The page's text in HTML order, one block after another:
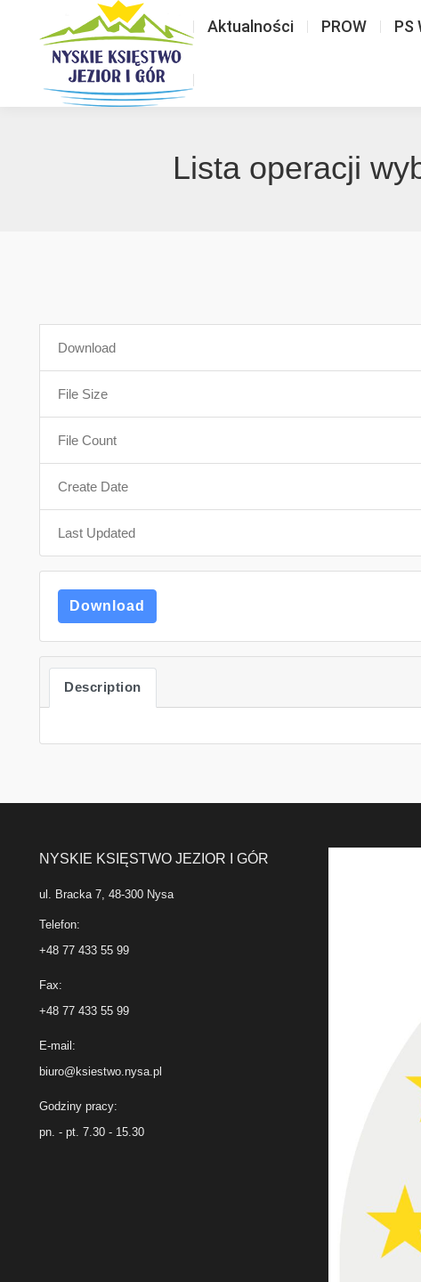
Aktualności PROW PS
Lista operacji
Download
File Size
File Count
Create Date
Last Updated
Download
Description
NYSKIE KSIĘSTWO JEZIOR I GÓR
ul. Bracka 7, 48-300 Nysa
Telefon:
+48 77 433 55 99
Fax:
+48 77 433 55 99
E-mail:
biuro@ksiestwo.nysa.pl
Godziny pracy:
pn. - pt. 7.30 - 15.30